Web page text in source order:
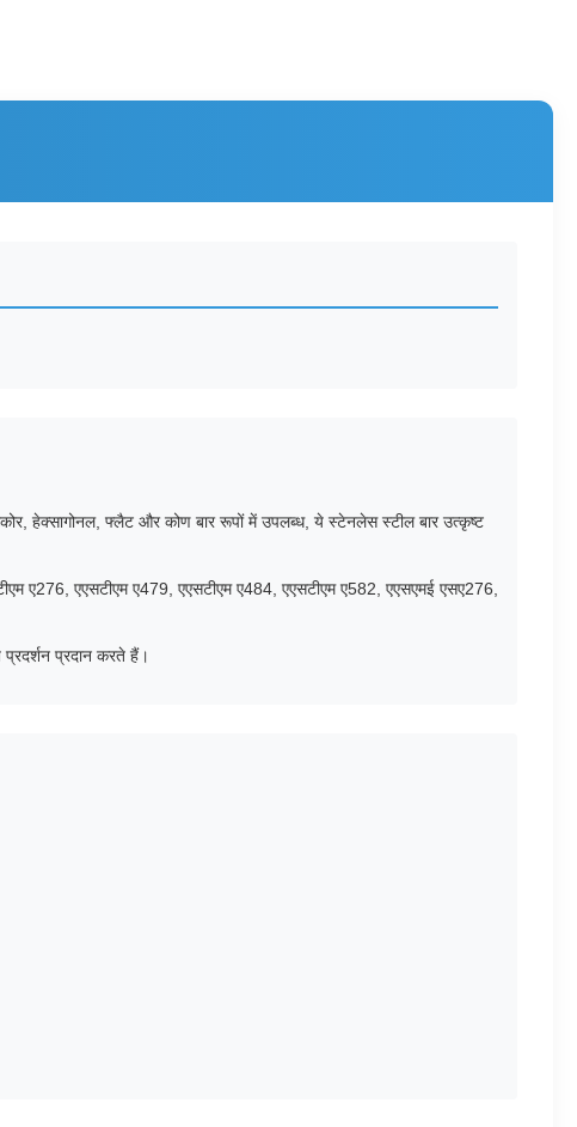
हेक्सागोनल, फ्लैट और कोण बार रूपों में उपलब्ध, ये स्टेनलेस स्टील बार उत्कृष्ट
ए276, एएसटीएम ए479, एएसटीएम ए484, एएसटीएम ए582, एएसएमई एसए276,
प्रदान करते हैं।